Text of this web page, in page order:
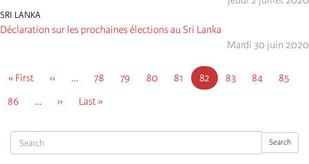
Search Search
SRI LANKA
Déclaration sur les prochaines élections au Sri Lanka
Mardi 30 juin 2020
First
« First
Page
‹‹ … Page
78 Page
79 Page
80 Page
81
Page
courante
82 Page
83 Page
84 Page
85
Page
86 …
Page
››
Dernière
Last »